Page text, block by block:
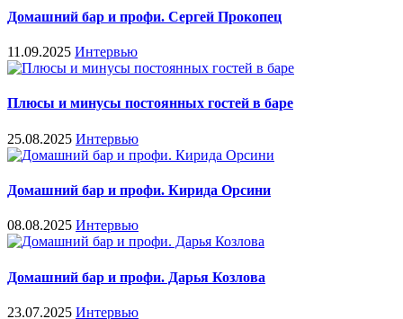
Домашний бар и профи. Сергей Прокопец
11.09.2025 Интервью
Плюсы и минусы постоянных гостей в баре
25.08.2025 Интервью
Домашний бар и профи. Кирида Орсини
08.08.2025 Интервью
Домашний бар и профи. Дарья Козлова
23.07.2025 Интервью